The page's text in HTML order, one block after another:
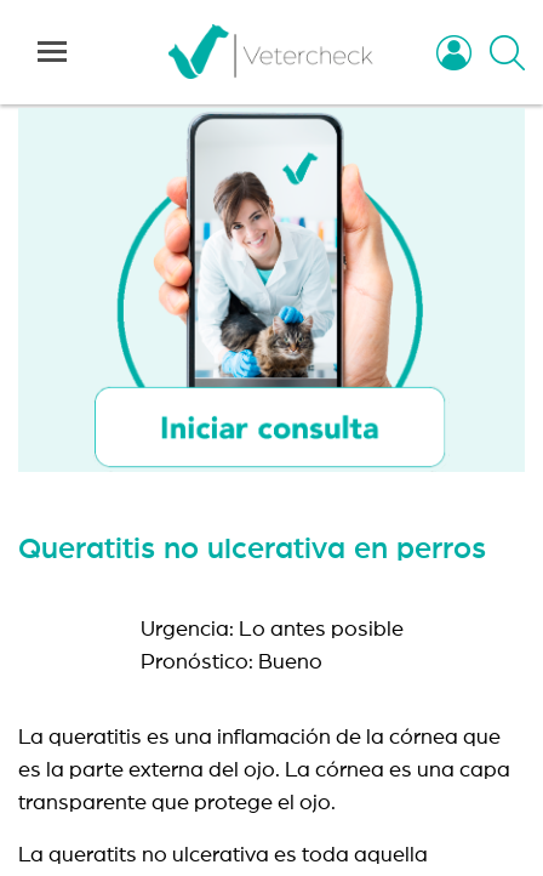
Queratitis no ulcerativa en perros
Urgencia: Lo antes posible
Pronóstico: Bueno
La queratitis es una inflamación de la córnea que
es la parte externa del ojo. La córnea es una capa
transparente que protege el ojo.
La queratits no ulcerativa es toda aquella